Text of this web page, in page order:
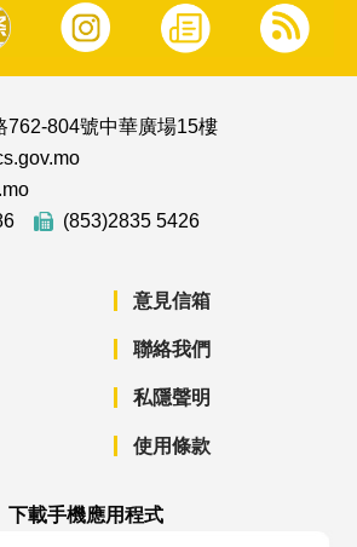
762-804號中華廣場15樓
(853)2835 5426
意見信箱
聯絡我們
私隱聲明
使用條款
下載手機應用程式